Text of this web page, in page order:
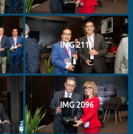
IMG 2110
IMG 2096